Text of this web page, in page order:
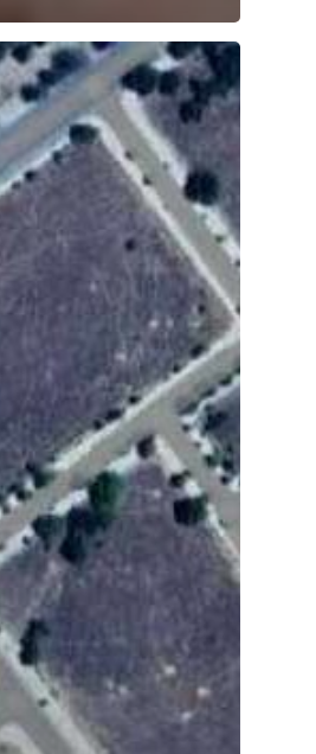
Talavera
Cultura
Deportes
Sucesos
Medio Ambiente
Planeta Rural
Especiales
Política
Galerías